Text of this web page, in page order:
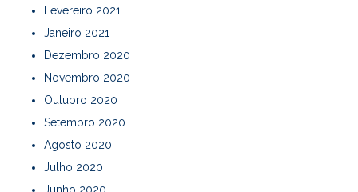
Fevereiro 2021
Janeiro 2021
Dezembro 2020
Novembro 2020
Outubro 2020
Setembro 2020
Agosto 2020
Julho 2020